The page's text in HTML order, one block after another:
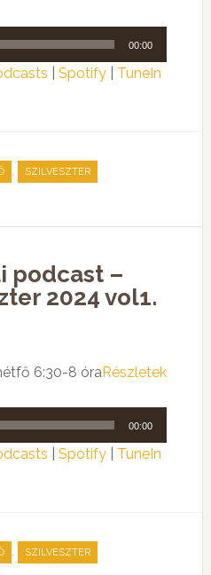
00:00
Spotify| TuneIn
, SZILVESZTER
podcast –
2024 vol1.
6:30-8 óraRészletek
00:00
Spotify| TuneIn
, SZILVESZTER